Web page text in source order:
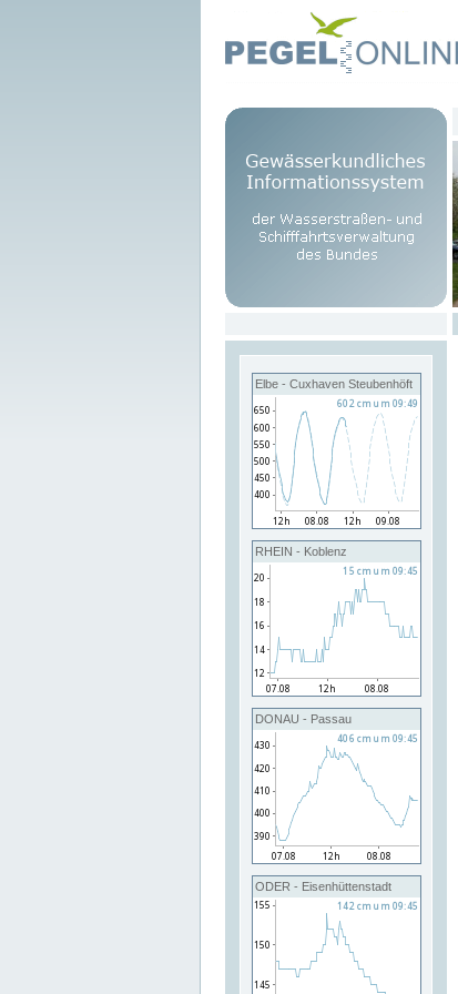
Elbe - Cuxhaven Steubenhöft
RHEIN - Koblenz
DONAU - Passau
ODER - Eisenhüttenstadt